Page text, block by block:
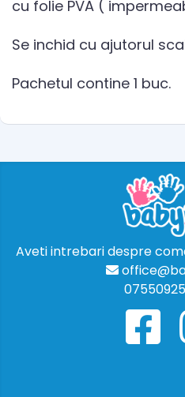
cu folie PVA (
Se inchid cu ajutorul
Pachetul contine 1 buc.
Aveti intrebari despre